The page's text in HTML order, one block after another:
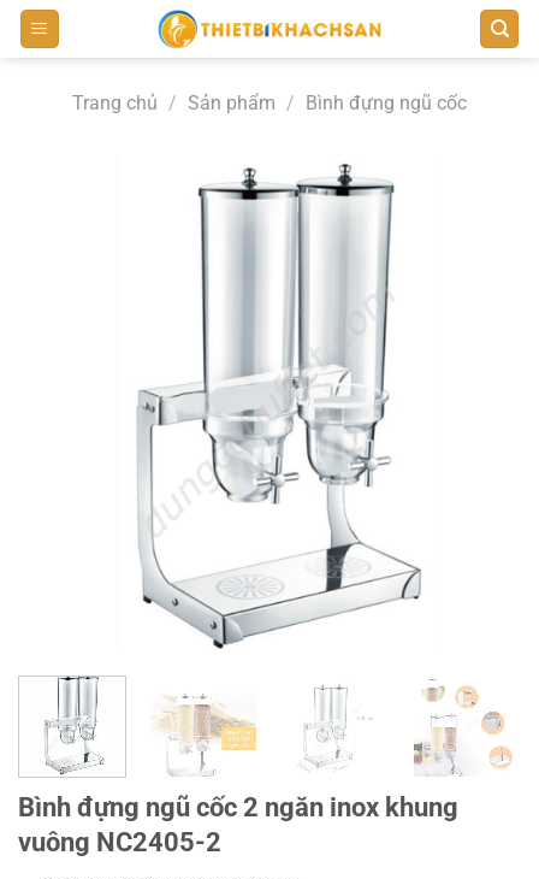
Bỏ
qua
Trang chủ / Sản phẩm / Bình đựng ngũ cốc
Bình đựng ngũ cốc 2 ngăn inox khung
vuông NC2405-2